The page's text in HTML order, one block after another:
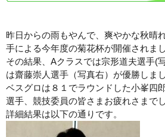
昨日からの雨もやんで、爽やかな秋晴
手による今年度の菊花杯が開催されまし
その結果、Aクラスでは宗形道夫選手(
は齋藤崇人選手（写真右）が優勝しまし
ベスグロは８１でラウンドした小峯四
選手、競技委員の皆さまお疲れさまでし
詳細結果は以下の通りです。